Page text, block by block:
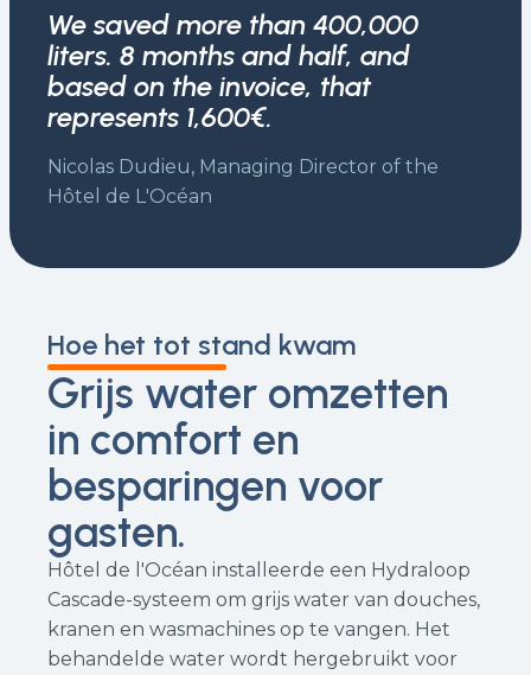
We saved more than 400,000
liters. 8 months and half, and
based on the invoice, that
represents 1,600€.
Nicolas Dudieu, Managing Director of the
Hôtel de L'Océan
Hoe het tot stand kwam
Grijs water omzetten
in comfort en
besparingen voor
gasten.
Hôtel de l'Océan installeerde een Hydraloop
Cascade-systeem om grijs water van douches,
kranen en wasmachines op te vangen. Het
behandelde water wordt hergebruikt voor